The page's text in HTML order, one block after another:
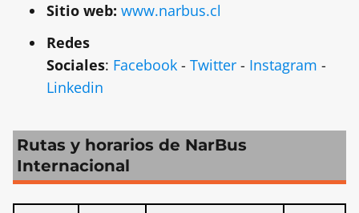
Sitio web: www.narbus.cl
Redes
Sociales: Facebook - Twitter - Instagram -
Linkedin
Rutas y horarios de NarBus
Internacional